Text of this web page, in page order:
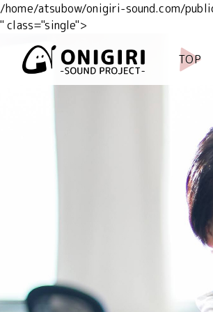
/home/atsubow/onigiri-sound.com/
" class="single">
TOP